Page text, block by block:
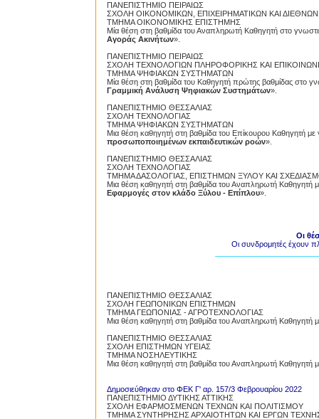
ΠΑΝΕΠΙΣΤΗΜΙΟ ΠΕΙΡΑΙΩΣ
ΣΧΟΛΗ ΟΙΚΟΝΟΜΙΚΩΝ, ΕΠΙΧΕΙΡΗΜΑΤΙΚΩΝ ΚΑΙ
ΤΜΗΜΑ ΟΙΚΟΝΟΜΙΚΗΣ ΕΠΙΣΤΗΜΗΣ
Μία θέση στη βαθμίδα του Αναπληρωτή Καθηγητή στο
Αγοράς Ακινήτων».
ΠΑΝΕΠΙΣΤΗΜΙΟ ΠΕΙΡΑΙΩΣ
ΣΧΟΛΗ ΤΕΧΝΟΛΟΓΙΩΝ ΠΛΗΡΟΦΟΡΙΚΗΣ ΚΑΙ
ΤΜΗΜΑ ΨΗΦΙΑΚΩΝ ΣΥΣΤΗΜΑΤΩΝ
Μία θέση στη βαθμίδα του Καθηγητή πρώτης βαθμίδας στο
Γραμμική Ανάλυση Ψηφιακών Συστημάτων».
ΠΑΝΕΠΙΣΤΗΜΙΟ ΘΕΣΣΑΛΙΑΣ
ΣΧΟΛΗ ΤΕΧΝΟΛΟΓΙΑΣ
ΤΜΗΜΑ ΨΗΦΙΑΚΩΝ ΣΥΣΤΗΜΑΤΩΝ
Μια θέση καθηγητή στη βαθμίδα του Επίκουρου Καθηγητή με
προσωποποιημένων εκπαιδευτικών ροών».
ΠΑΝΕΠΙΣΤΗΜΙΟ ΘΕΣΣΑΛΙΑΣ
ΣΧΟΛΗ ΤΕΧΝΟΛΟΓΙΑΣ
ΤΜΗΜΑ ΔΑΣΟΛΟΓΙΑΣ, ΕΠΙΣΤΗΜΩΝ ΞΥΛΟΥ ΚΑΙ
Μια θέση καθηγητή στη βαθμίδα του Αναπληρωτή Καθηγητή
Εφαρμογές στον κλάδο Ξύλου - Επίπλου».
Οι
Οι συνδρομητές έχουν
ΠΑΝΕΠΙΣΤΗΜΙΟ ΘΕΣΣΑΛΙΑΣ
ΣΧΟΛΗ ΓΕΩΠΟΝΙΚΩΝ ΕΠΙΣΤΗΜΩΝ
ΤΜΗΜΑ ΓΕΩΠΟΝΙΑΣ - ΑΓΡΟΤΕΧΝΟΛΟΓΙΑΣ
Μια θέση καθηγητή στη βαθμίδα του Αναπληρωτή Καθηγητή
ΠΑΝΕΠΙΣΤΗΜΙΟ ΘΕΣΣΑΛΙΑΣ
ΣΧΟΛΗ ΕΠΙΣΤΗΜΩΝ ΥΓΕΙΑΣ
ΤΜΗΜΑ ΝΟΣΗΛΕΥΤΙΚΗΣ
Μια θέση καθηγητή στη βαθμίδα του Αναπληρωτή Καθηγητή
Δημοσιεύθηκαν στο ΦΕΚ Γ' αρ. 157/3 Φεβρουαρίου 2022
ΠΑΝΕΠΙΣΤΗΜΙΟ ΔΥΤΙΚΗΣ ΑΤΤΙΚΗΣ
ΣΧΟΛΗ ΕΦΑΡΜΟΣΜΕΝΩΝ ΤΕΧΝΩΝ ΚΑΙ ΠΟΛΙΤΙΣΜΟΥ
ΤΜΗΜΑ ΣΥΝΤΗΡΗΣΗΣ ΑΡΧΑΙΟΤΗΤΩΝ ΚΑΙ ΕΡΓΩΝ